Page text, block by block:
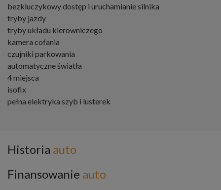
bezkluczykowy dostęp i uruchamianie silnika
tryby jazdy
tryby układu kierowniczego
kamera cofania
czujniki parkowania
automatyczne światła
4 miejsca
isofix
pełna elektryka szyb i lusterek
Historia auto
Finansowanie auto